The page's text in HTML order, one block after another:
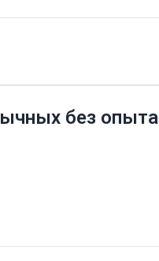
без опыта